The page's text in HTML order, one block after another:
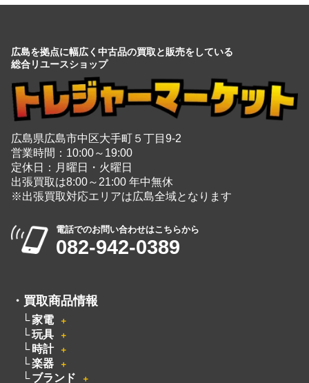
広島県広島市中区大手町５丁目9-2
営業時間：10:00～19:00
定休日：月曜日・火曜日
出張買取は8:00～21:00 年中無休
※出張買取対応エリアは広島全域となります
電話でのお問い合わせはこちらから
082-942-0389
・ 買取商品情報
家電 ＋
ブランド ＋
カメラ
洋服
電動工具
無線機
ピアノ